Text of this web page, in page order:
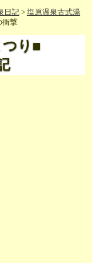
日記> 塩原温泉古式湯
衝撃
つり■